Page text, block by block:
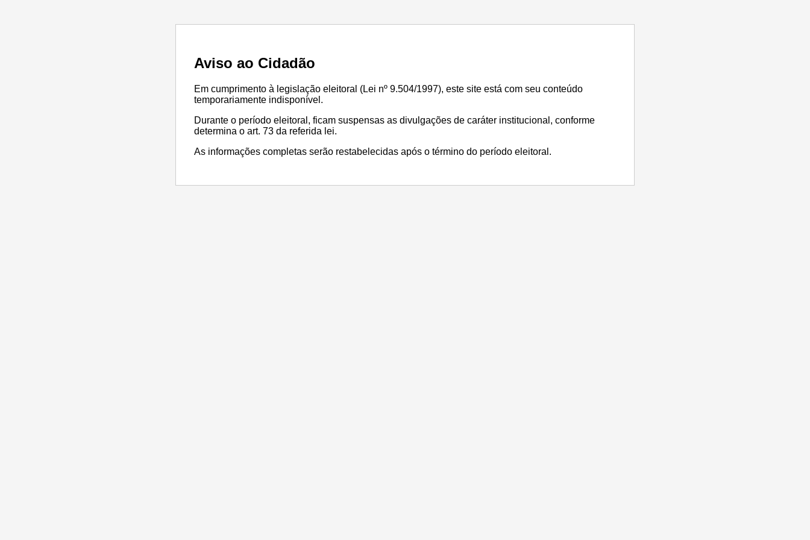
Aviso ao Cidadão
Em cumprimento à legislação eleitoral (Lei nº 9.504/1997), este site está com seu conteúdo
temporariamente indisponível.
Durante o período eleitoral, ficam suspensas as divulgações de caráter institucional, conforme
determina o art. 73 da referida lei.
As informações completas serão restabelecidas após o término do período eleitoral.